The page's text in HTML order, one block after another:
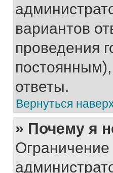
вариантов
проведения
ответы.
Вернуться
» Почему я
Ограничение